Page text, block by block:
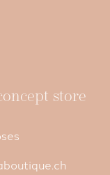
store